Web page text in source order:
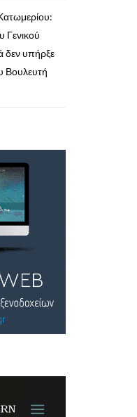
Γενικού
δεν υπήρξε
Βουλευτή